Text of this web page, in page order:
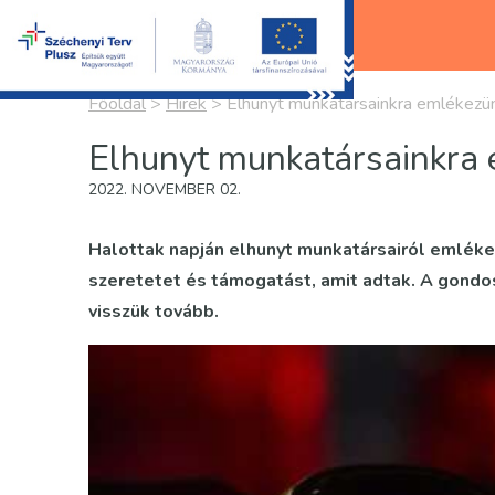
Főoldal>Hírek>Elhunyt munkatársainkra
Elhunyt munkatársainkra
2022. NOVEMBER 02.
Halottak napján elhunyt munkatársairól
szeretetet és támogatást, amit adtak. A
visszük tovább.